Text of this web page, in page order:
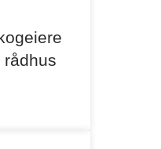
rådhus